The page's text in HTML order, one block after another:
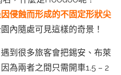
侵蝕而形成的不固定形狀尖
內隨處可見這樣的奇景！
到很多旅客會把錫安、布萊
為兩者之間只需開車1.5 – 2